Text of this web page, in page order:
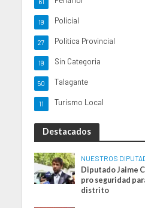
61
Policial
19
Politica Provincial
27
Sin Categoria
19
Talagante
50
Turismo Local
11
Destacados
NUESTROS
Diputado Jaime
pro seguridad
distrito